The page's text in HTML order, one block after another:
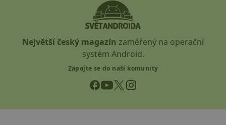
Největší český magazín zaměřený na operační
systém Android.
Zapojte se do naší komunity